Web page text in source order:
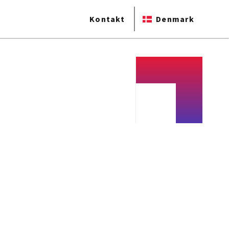
Kontakt Denmark